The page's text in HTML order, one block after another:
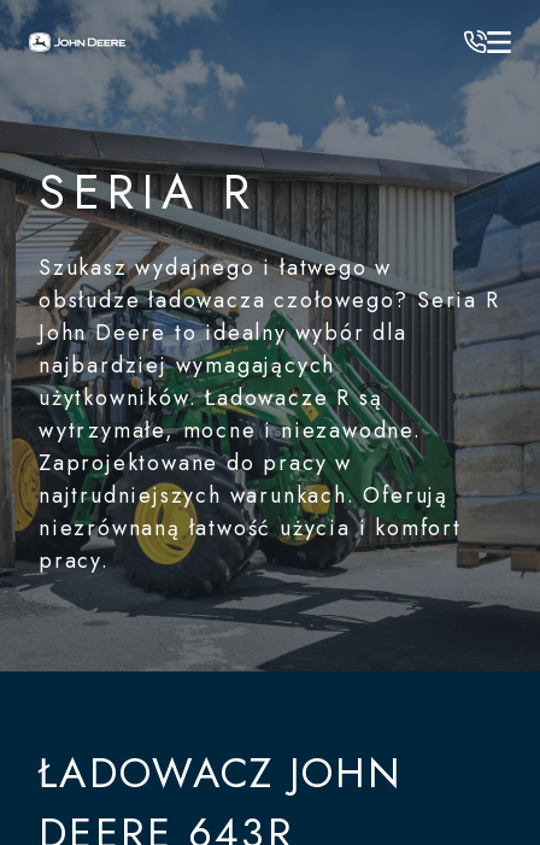
JOHN DEERE/Maszyny rolnicze Seria R
SERIA R
Szukasz wydajnego i łatwego w
obsłudze ładowacza czołowego? Seria R
John Deere to idealny wybór dla
najbardziej wymagających
użytkowników. Ładowacze R są
wytrzymałe, mocne i niezawodne.
Zaprojektowane do pracy w
najtrudniejszych warunkach. Oferują
niezrównaną łatwość użycia i komfort
pracy.
ŁADOWACZ JOHN